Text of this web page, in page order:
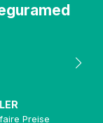
Preise